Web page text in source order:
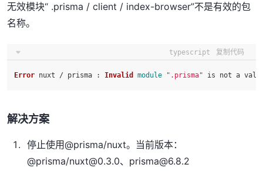
无效模块“ .prisma / client / index-browser”不是有效的包
名称。
typescript 复制代码
Error nuxt / prisma : Invalid module ".prisma" is not a valid
解决方案
停止使用@prisma/nuxt。当前版本：
@prisma/nuxt@0.3.0、prisma@6.8.2